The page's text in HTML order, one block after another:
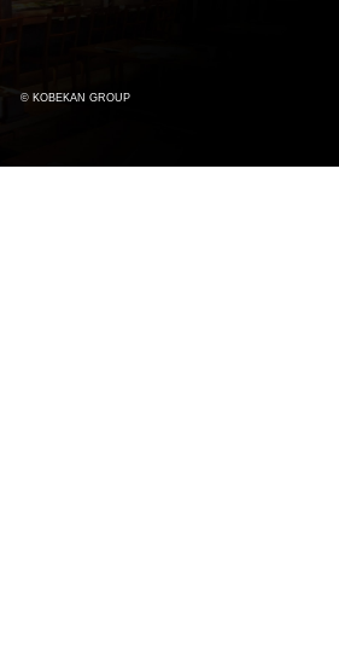
© KOBEKAN GROUP